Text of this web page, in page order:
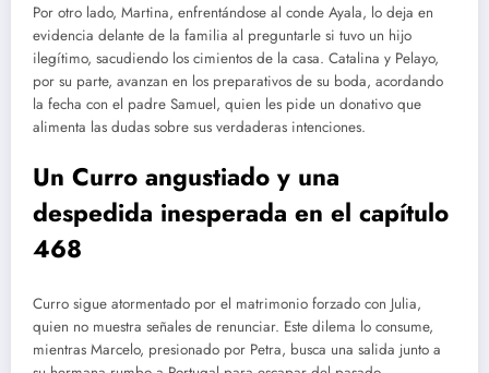
Por otro lado, Martina, enfrentándose al conde Ayala, lo deja en
evidencia delante de la familia al preguntarle si tuvo un hijo
ilegítimo, sacudiendo los cimientos de la casa. Catalina y Pelayo,
por su parte, avanzan en los preparativos de su boda, acordando
la fecha con el padre Samuel, quien les pide un donativo que
alimenta las dudas sobre sus verdaderas intenciones.
Un Curro angustiado y una
despedida inesperada en el capítulo
468
Curro sigue atormentado por el matrimonio forzado con Julia,
quien no muestra señales de renunciar. Este dilema lo consume,
mientras Marcelo, presionado por Petra, busca una salida junto a